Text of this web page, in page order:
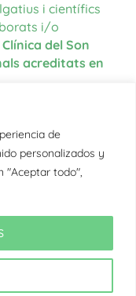
de
personalizados y
"Aceptar todo",
i científics
i/o
del Son
acreditats en
per a la
de
guies clíniques
en l’àmbit de
com de
externes,
referenciades a